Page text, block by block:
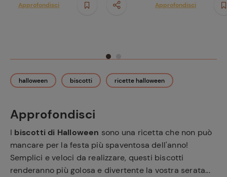
halloween biscotti ricette halloween
Approfondisci
I biscotti di Halloween sono una ricetta che non può
mancare per la festa più spaventosa dell'anno!
Semplici e veloci da realizzare, questi biscotti
renderanno più golosa e divertente la vostra serata...
Approfondisci Approfondisci